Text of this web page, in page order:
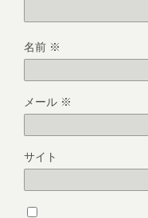
名前 ※
メール ※
サイト